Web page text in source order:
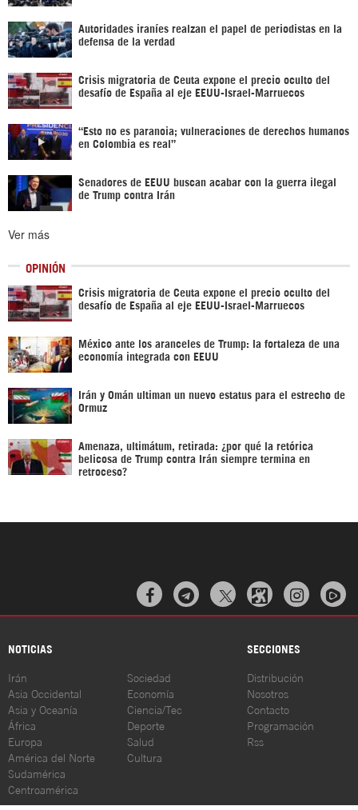
Autoridades iraníes realzan el papel de periodistas en la
defensa de la verdad
Crisis migratoria de Ceuta expone el precio oculto del
desafío de España al eje EEUU-Israel-Marruecos
“Esto no es paranoia; vulneraciones de derechos humanos
en Colombia es real”
Senadores de EEUU buscan acabar con la guerra ilegal
de Trump contra Irán
Ver más
OPINIÓN
Crisis migratoria de Ceuta expone el precio oculto del
desafío de España al eje EEUU-Israel-Marruecos
México ante los aranceles de Trump: la fortaleza de una
economía integrada con EEUU
Irán y Omán ultiman un nuevo estatus para el estrecho de
Ormuz
Amenaza, ultimátum, retirada: ¿por qué la retórica
belicosa de Trump contra Irán siempre termina en
retroceso?
  
NOTICIAS SECCIONES
Irán
Asia Occidental
Asia y Oceanía
África
Europa
América del Norte
Sudamérica
Centroamérica
Sociedad
Economía
Ciencia/Tec
Deporte
Salud
Cultura
Distribución
Nosotros
Contacto
Programación
Rss